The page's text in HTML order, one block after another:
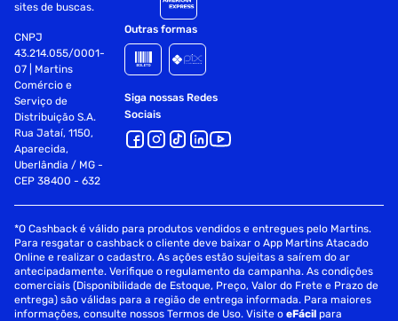
sites de buscas.
CNPJ
43.214.055/0001-
07 | Martins
Comércio e
Serviço de
Distribuição S.A.
Rua Jataí, 1150,
Aparecida,
Uberlândia / MG -
CEP 38400 - 632
Outras formas
Siga nossas Redes
Sociais
*O Cashback é válido para produtos vendidos e entregues pelo Martins.
Para resgatar o cashback o cliente deve baixar o App Martins Atacado
Online e realizar o cadastro. As ações estão sujeitas a saírem do ar
antecipadamente. Verifique o regulamento da campanha. As condições
comerciais (Disponibilidade de Estoque, Preço, Valor do Frete e Prazo de
entrega) são válidas para a região de entrega informada. Para maiores
informações, consulte nossos Termos de Uso. Visite oeFácil para